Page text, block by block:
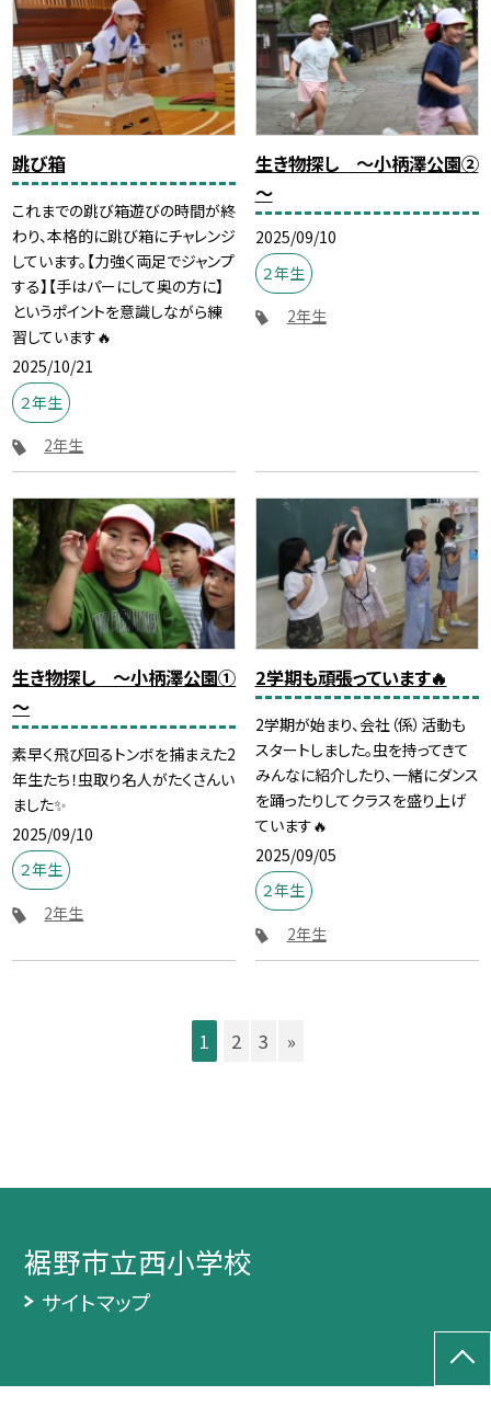
跳び箱
これまでの跳び箱遊びの時間が終
わり、本格的に跳び箱にチャレンジ
しています。【力強く両足でジャンプ
する】【手はパーにして奥の方に】
というポイントを意識しながら練
習しています🔥
2025/10/21
２年生
2年生
生き物探し ～小柄澤公園②
～
2025/09/10
２年生
2年生
生き物探し ～小柄澤公園①
～
素早く飛び回るトンボを捕まえた2
年生たち！虫取り名人がたくさんい
ました✨
2025/09/10
２年生
2年生
2学期も頑張っています🔥
2学期が始まり、会社（係）活動も
スタートしました。虫を持ってきて
みんなに紹介したり、一緒にダンス
を踊ったりしてクラスを盛り上げ
ています🔥
2025/09/05
２年生
2年生
1 2 3 »
裾野市立西小学校
サイトマップ